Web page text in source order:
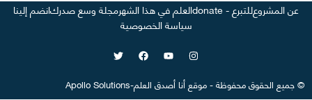
عن المشروعللتبرع - donate العلم في هذا الشهرمجلة وسع صدركانضم إلينا
سياسة الخصوصية
©جميع الحقوق محفوظة-موقعأنا أصدق العلم-
Apollo Solutions